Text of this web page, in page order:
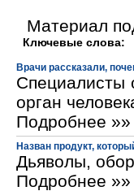
Материал
Ключевые слова:
Врачи рассказали,
Специалисты
орган
Подробнее »»
Назван продукт,
Дьяволы,
Подробнее »»